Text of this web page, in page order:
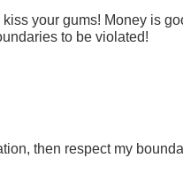
your gums! Money is
to be violated!
then respect my